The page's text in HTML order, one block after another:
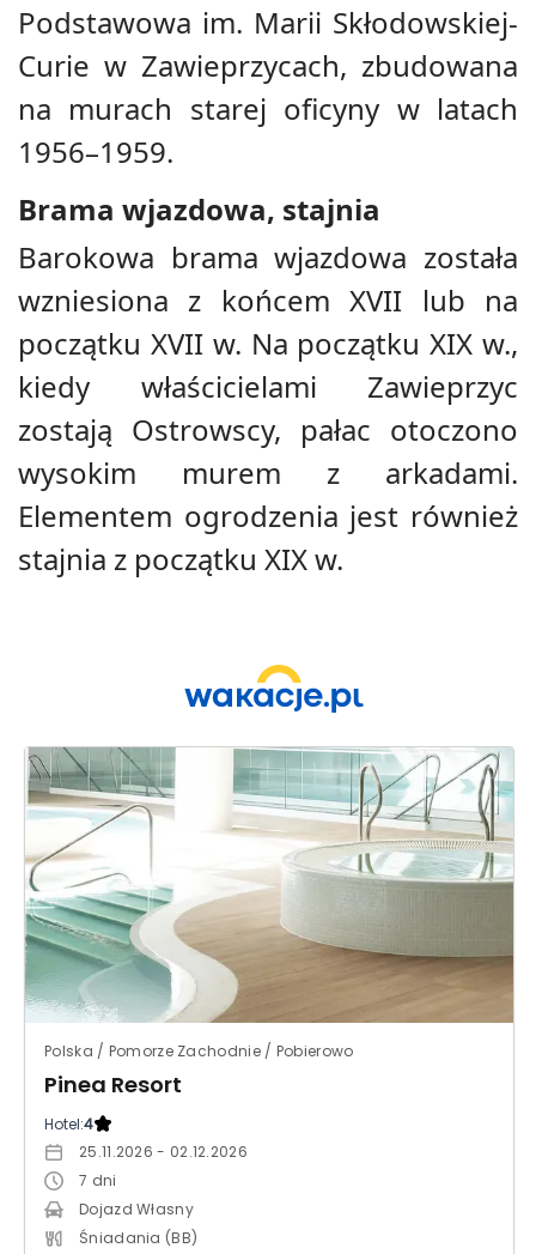
Podstawowa im. Marii Skłodowskiej-
Curie w Zawieprzycach, zbudowana
na murach starej oficyny w latach
1956–1959.
Brama wjazdowa, stajnia
Barokowa brama wjazdowa została
wzniesiona z końcem XVII lub na
początku XVII w. Na początku XIX w.,
kiedy właścicielami Zawieprzyc
zostają Ostrowscy, pałac otoczono
wysokim murem z arkadami.
Elementem ogrodzenia jest również
stajnia z początku XIX w.
Polska / Pomorze Zachodnie / Pobierowo
Pinea Resort
Hotel:4
25.11.2026 - 02.12.2026
7 dni
Dojazd Własny
Śniadania (BB)